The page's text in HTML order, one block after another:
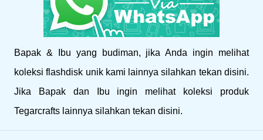
Bapak & Ibu yang budiman, jika Anda ingin melihat
koleksi flashdisk unik kami lainnya silahkan tekan disini.
Jika Bapak dan Ibu ingin melihat koleksi produk
Tegarcrafts lainnya silahkan tekan disini.